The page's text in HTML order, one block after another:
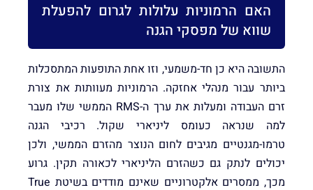
האם הרמוניות עלולות לגרום להפעלת
שווא של מפסקי הגנה
התשובה היא כן חד-משמעי, וזו אחת התופעות המתסכלות
ביותר עבור מנהלי אחזקה. הרמוניות מעוותות את צורת
זרם העבודה ומעלות את ערך ה-RMS הממשי שלו מעבר
למה שנראה כעומס ליניארי שקול. רכיבי הגנה
טרמו-מגנטיים מגיבים לחום הנוצר מהזרם הממשי, ולכן
יכולים לנתק גם כשהזרם הליניארי לכאורה תקין. גרוע
מכך, ממסרים אלקטרוניים שאינם מודדים בשיטת True